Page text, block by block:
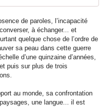
de paroles, l’incapacité
à échanger... et
quelque chose de l’ordre de
sa peau dans cette guerre
d’une quinzaine d’années,
puis sur plus de trois
au monde, sa confrontation
une langue... il est